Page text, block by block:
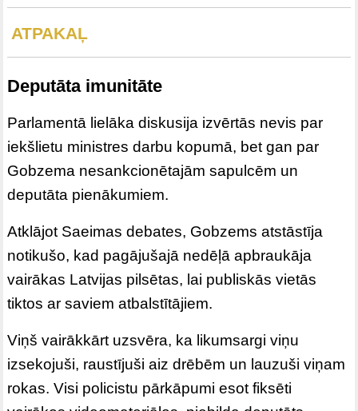
ATPAKAĻ
Deputāta imunitāte
Parlamentā lielāka diskusija izvērtās nevis par
iekšlietu ministres darbu kopumā, bet gan par
Gobzema nesankcionētajām sapulcēm un
deputāta pienākumiem.
Atklājot Saeimas debates, Gobzems atstāstīja
notikušo, kad pagājušajā nedēļā apbraukāja
vairākas Latvijas pilsētas, lai publiskās vietās
tiktos ar saviem atbalstītājiem.
Viņš vairākkārt uzsvēra, ka likumsargi viņu
izsekojuši, raustījuši aiz drēbēm un lauzuši viņam
rokas. Visi policistu pārkāpumi esot fiksēti